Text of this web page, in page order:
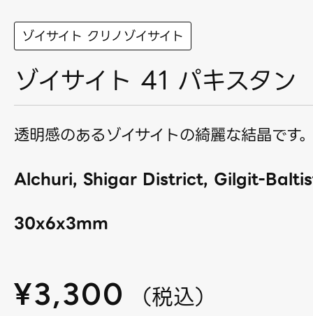
ゾイサイト クリノゾイサイト
ゾイサイト 41 パキスタン
透明感のあるゾイサイトの綺麗な結晶です
Alchuri, Shigar District, Gilgit-
30x6x3mm
¥3,300 （税込）